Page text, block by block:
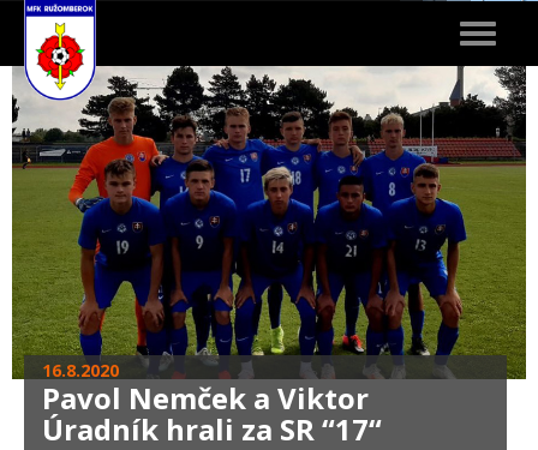
Toggle
16.8.2020
Pavol Nemček a Viktor
Úradník hrali za SR “17“